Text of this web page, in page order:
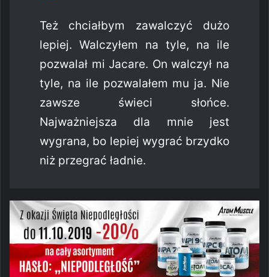
Też chciałbym zawalczyć dużo
lepiej. Walczyłem na tyle, na ile
pozwalał mi Jacare. On walczył na
tyle, na ile pozwalałem mu ja. Nie
zawsze świeci słońce.
Najważniejsza dla mnie jest
wygrana, bo lepiej wygrać brzydko
niż przegrać ładnie.